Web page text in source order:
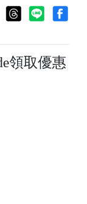
領取優惠